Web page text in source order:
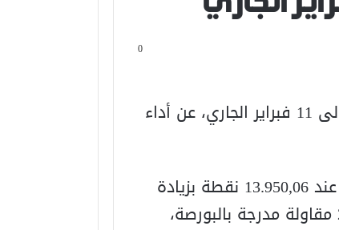
0
بصمت بورصة الدار البيضاء، خلال الأسبوع الممتد من 7 إلى 11 فبراير الجاري، عن أداء
ففي الوقت الذي استقر فيه مؤشرها الرئيسي “مازي” عند 13.950,06 نقطة بزيادة
بلغت 0,01%، سجل مؤشر (MSI20)، الذي يعكس أداء 20 مقاولة مدرجة بالبورصة،